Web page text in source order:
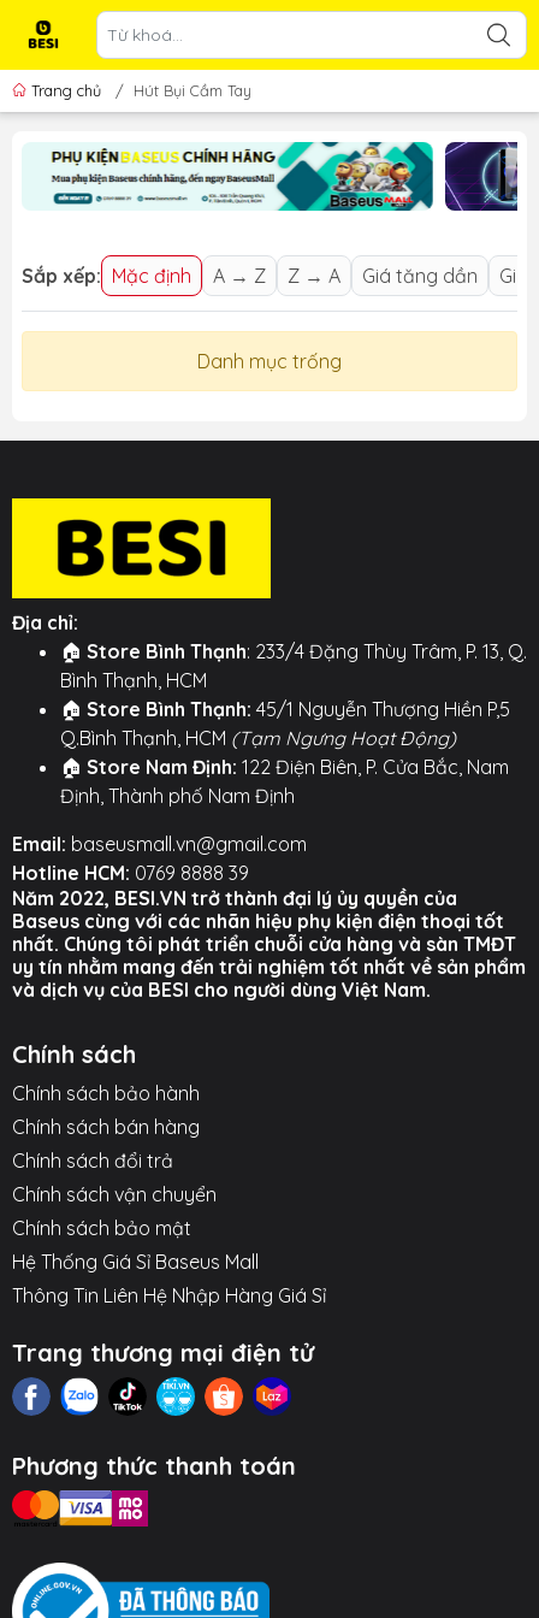
Trang chủ / Hút Bụi Cầm Tay
Sắp xếp: Mặc định A → Z Z → A Giá tăng dần Giá
Danh mục trống
Địa chỉ:
🏠 Store Bình Thạnh: 233/4 Đặng Thùy Trâm, P. 13, Q.
Bình Thạnh, HCM
🏠 Store Bình Thạnh: 45/1 Nguyễn Thượng Hiền P,5
Q.Bình Thạnh, HCM (Tạm Ngưng Hoạt Động)
🏠 Store Nam Định: 122 Điện Biên, P. Cửa Bắc, Nam
Định, Thành phố Nam Định
Email: baseusmall.vn@gmail.com
Hotline HCM: 0769 8888 39
Năm 2022, BESI.VN trở thành đại lý ủy quyền của
Baseus cùng với các nhãn hiệu phụ kiện điện thoại tốt
nhất. Chúng tôi phát triển chuỗi cửa hàng và sàn TMĐT
uy tín nhằm mang đến trải nghiệm tốt nhất về sản phẩm
và dịch vụ của BESI cho người dùng Việt Nam.
Chính sách
Chính sách bảo hành
Chính sách bán hàng
Chính sách đổi trả
Chính sách vận chuyển
Chính sách bảo mật
Hệ Thống Giá Sỉ Baseus Mall
Thông Tin Liên Hệ Nhập Hàng Giá Sỉ
Trang thương mại điện tử
Phương thức thanh toán